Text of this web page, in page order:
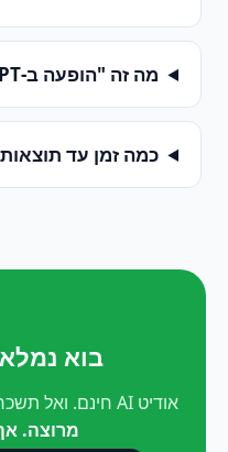
מה זה "הופעה ב-ChatGPT"?
כמה זמן עד
בוא
אודיט AI חינם. ואל תשכח —
מרוצה.